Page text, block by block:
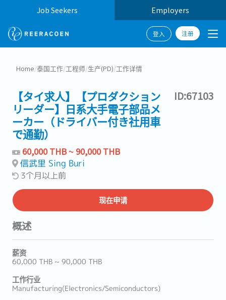
Job Seekers Employers
登入 注册
Home/泰国工作/工程师/生产(PD)/工作详情
【タイ求人】【プロダクション
リーダー】日系大手電子部品メ
ーカー（ドライバー付き社用車
で通勤）
ID:67103
60,000 THB ~ 90,000 THB
信武里 Sing Buri
3个月以上前
现在申请
概述
薪资
60,000 THB ~ 90,000 THB
工作行业
Manufacturing(Electronics/Semiconductors)